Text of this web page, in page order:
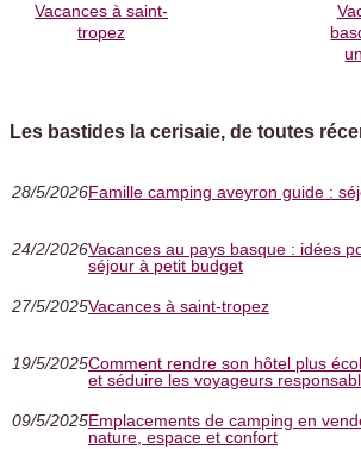
Vacances à saint-
tropez
Les bastides la cerisaie, de toutes
28/5/2026Famille camping aveyron guide :
24/2/2026Vacances au pays basque : idées
séjour à petit budget
27/5/2025Vacances à saint-tropez
19/5/2025Comment rendre son hôtel plus
et séduire les voyageurs
09/5/2025Emplacements de camping en
nature, espace et confort